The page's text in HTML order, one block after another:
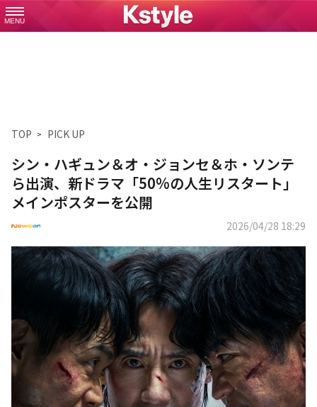
MENU
TOP PICK UP
シン・ハギュン＆オ・ジョンセ＆ホ・ソンテ
ら出演、新ドラマ「50%の人生リスタート」
メインポスターを公開
2026/04/28 18:29